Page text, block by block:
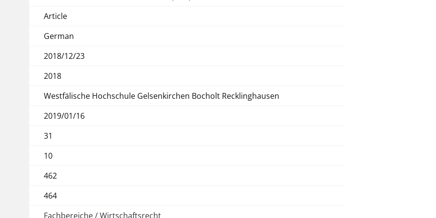
Article
German
2018/12/23
2018
Westfälische Hochschule Gelsenkirchen Bocholt Recklinghausen
2019/01/16
31
10
462
464
Fachbereiche / Wirtschaftsrecht